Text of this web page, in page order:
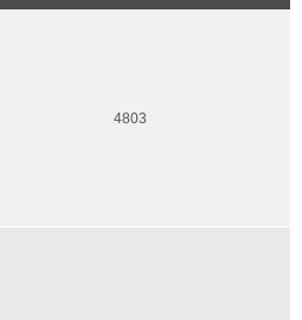
4803